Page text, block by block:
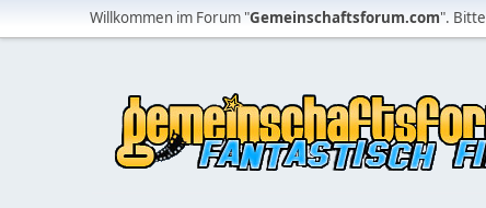
Willkommen im Forum "Gemeinschaftsforum.com". Bitte